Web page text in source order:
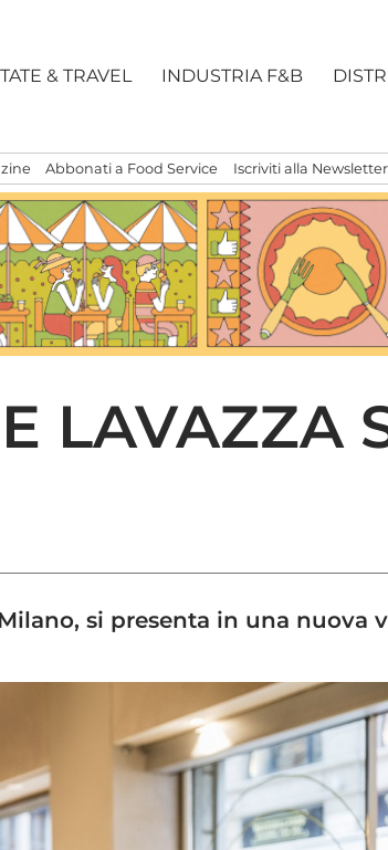
& TRAVEL INDUSTRIA F&B
Abbonati a Food Service Iscriviti alla Newsletter
LAVAZZA
si presenta in una